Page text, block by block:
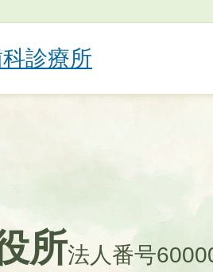
診療所
所法人番号